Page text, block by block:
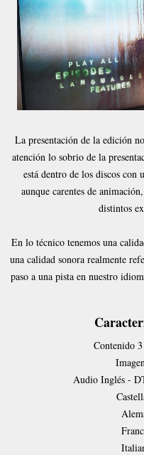
La presentación de la edición
atención lo sobrio de la
está dentro de los discos con
aunque carentes de
distintos
En lo técnico tenemos una
una calidad sonora realmente
paso a una pista en nuestro
Contenido
Audio Inglés -